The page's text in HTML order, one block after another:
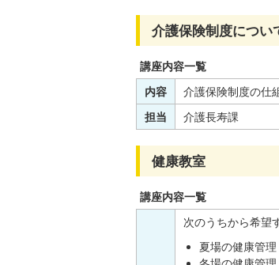
介護保険制度につい
講座内容一覧
内容
介護保険制度の仕
担当
介護長寿課
健康教室
講座内容一覧
次のうちから希望
夏場の健康管理